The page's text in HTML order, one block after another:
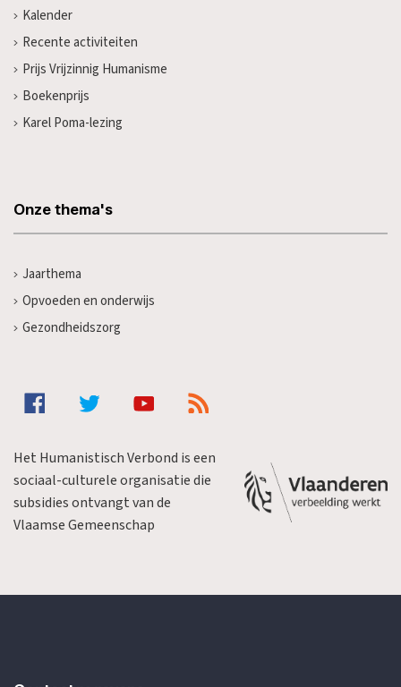
Kalender
Recente activiteiten
Prijs Vrijzinnig Humanisme
Boekenprijs
Karel Poma-lezing
Onze thema's
Jaarthema
Opvoeden en onderwijs
Gezondheidszorg
Het Humanistisch Verbond is een
sociaal-culturele organisatie die
subsidies ontvangt van de
Vlaamse Gemeenschap